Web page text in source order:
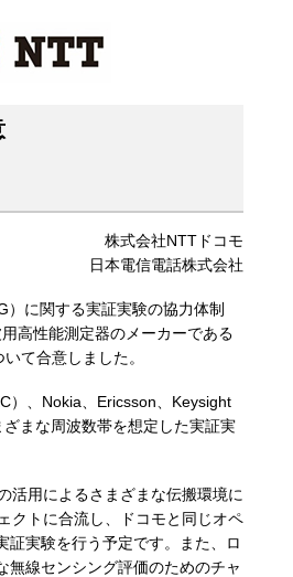
株式会社NTTドコモ
日本電信電話株式会社
に関する実証実験の協力体制
高性能測定器のメーカーである
て合意しました。
）、Nokia、Ericsson、Keysight
まな周波数帯を想定した実証実
活用によるさまざまな伝搬環境に
クトに合流し、ドコモと同じオペ
証実験を行う予定です。また、ロ
無線センシング評価のためのチャ